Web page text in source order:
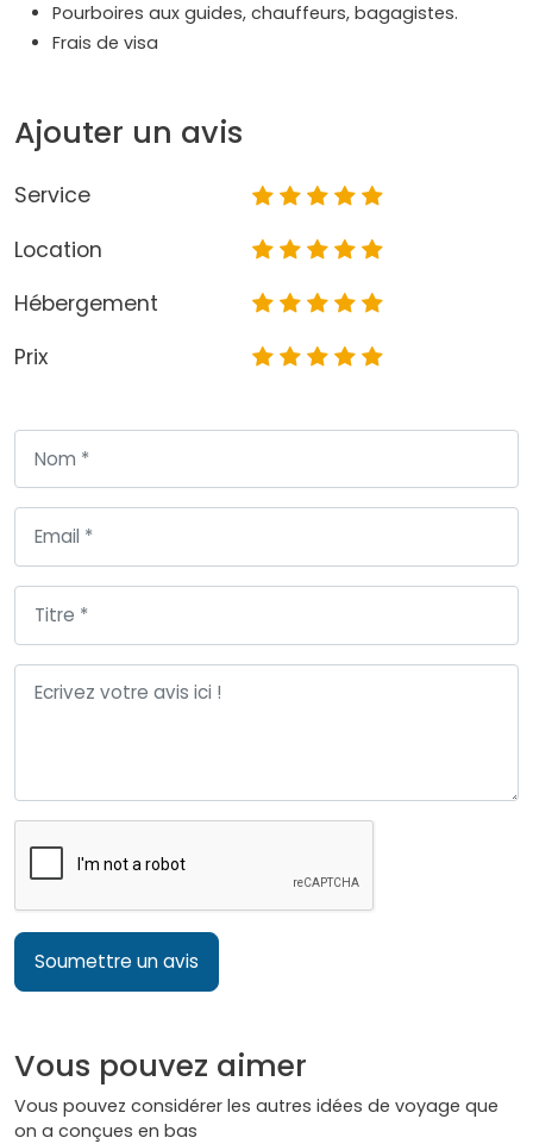
Pourboires aux guides, chauffeurs, bagagistes.
Frais de visa
Ajouter un avis
Service
Location
Hébergement
Prix
Soumettre un avis
Vous pouvez aimer
Vous pouvez considérer les autres idées de voyage que
on a conçues en bas